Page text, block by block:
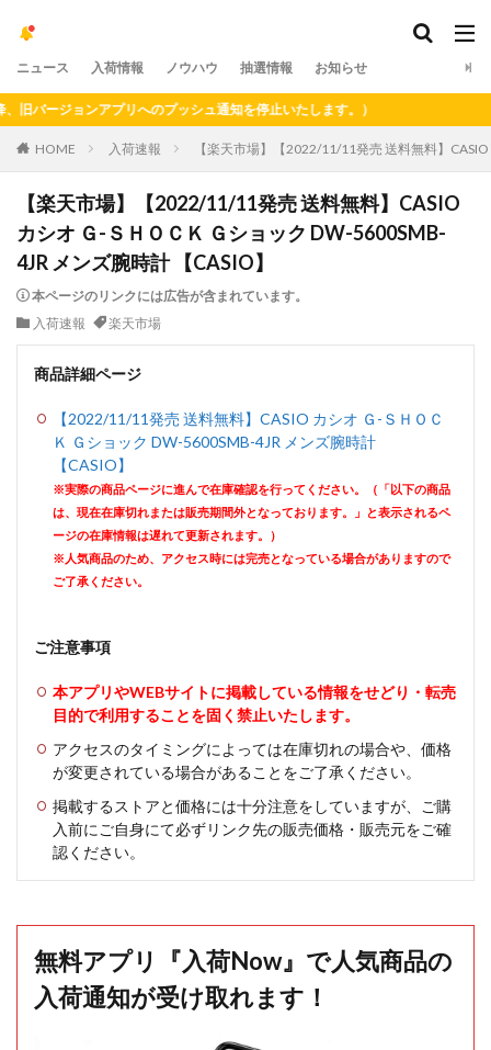
ニュース 入荷情報 ノウハウ 抽選情報 お知らせ
ジョンアプリへのプッシュ通知を停止いたします。）
HOME 入荷速報 【楽天市場】【2022/11/11発売 送料無料】
【楽天市場】【2022/11/11発売 送料無料】CASIO
カシオ Ｇ-ＳＨＯＣＫ Ｇショック DW-5600SMB-
4JR メンズ腕時計 【CASIO】
本ページのリンクには広告が含まれています。
入荷速報
楽天市場
商品詳細ページ
【2022/11/11発売 送料無料】CASIO カシオ Ｇ-ＳＨＯＣ
Ｋ Ｇショック DW-5600SMB-4JR メンズ腕時計
【CASIO】
※実際の商品ページに進んで在庫確認を行ってください。（「以下の商品
は、現在在庫切れまたは販売期間外となっております。」と表示されるペ
ージの在庫情報は遅れて更新されます。）
※人気商品のため、アクセス時には完売となっている場合がありますので
ご了承ください。
ご注意事項
本アプリやWEBサイトに掲載している情報をせどり・転売
目的で利用することを固く禁止いたします。
アクセスのタイミングによっては在庫切れの場合や、価格
が変更されている場合があることをご了承ください。
掲載するストアと価格には十分注意をしていますが、ご購
入前にご自身にて必ずリンク先の販売価格・販売元をご確
認ください。
無料アプリ『入荷Now』で人気商品の
入荷通知が受け取れます！